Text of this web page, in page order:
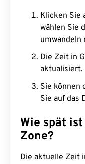
Klicken Sie
wählen Sie
umwandeln
Die Zeit in
aktualisiert.
Sie können
Sie auf das
Wie spät
Zone?
Die aktuelle Zeit